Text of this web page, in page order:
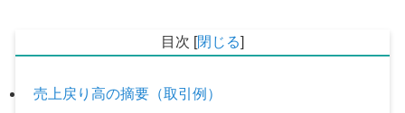
目次 [閉じる]
売上戻り高の摘要（取引例）